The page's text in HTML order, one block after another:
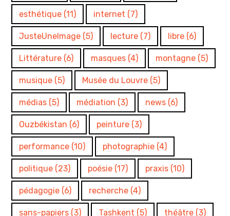
esthétique (11) internet (7)
JusteUneImage (5) lecture (7) libre (6)
Littérature (6) masques (4) montagne (5)
musique (5) Musée du Louvre (5)
médias (5) médiation (3) news (6)
Ouzbékistan (6) peinture (3)
performance (10) photographie (4)
politique (23) poésie (17) praxis (10)
pédagogie (6) recherche (4)
sans-papiers (3) Tashkent (5) théâtre (3)